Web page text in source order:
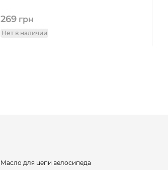
269грн
Нет в наличии
Масло для цепи велосипеда